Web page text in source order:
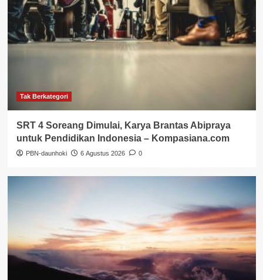
Tak Berkategori
SRT 4 Soreang Dimulai, Karya Brantas Abipraya
untuk Pendidikan Indonesia – Kompasiana.com
PBN-daunhoki 6 Agustus 2026 0